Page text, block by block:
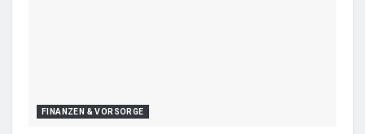
FINANZEN & VORSORGE